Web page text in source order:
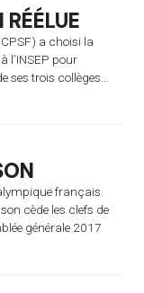
a choisi la
l’INSEP pour
ses trois collèges...
français.
cède les clefs de
générale 2017